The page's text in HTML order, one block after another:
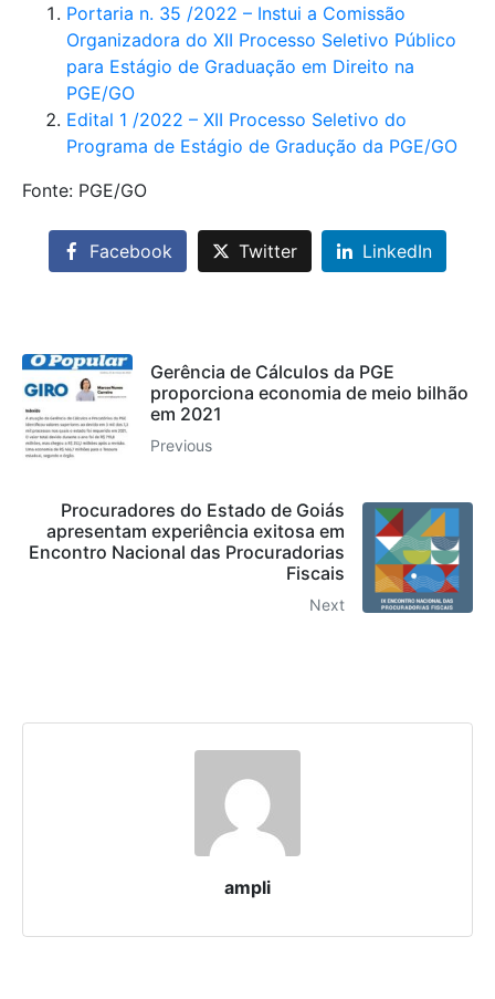
Portaria n. 35 /2022 – Instui a Comissão
Organizadora do XII Processo Seletivo Público
para Estágio de Graduação em Direito na
PGE/GO
Edital 1 /2022 – XII Processo Seletivo do
Programa de Estágio de Gradução da PGE/GO
Fonte: PGE/GO
Facebook Twitter LinkedIn
Gerência de Cálculos da PGE
proporciona economia de meio bilhão
em 2021
Previous
Procuradores do Estado de Goiás
apresentam experiência exitosa em
Encontro Nacional das Procuradorias
Fiscais
Next
ampli